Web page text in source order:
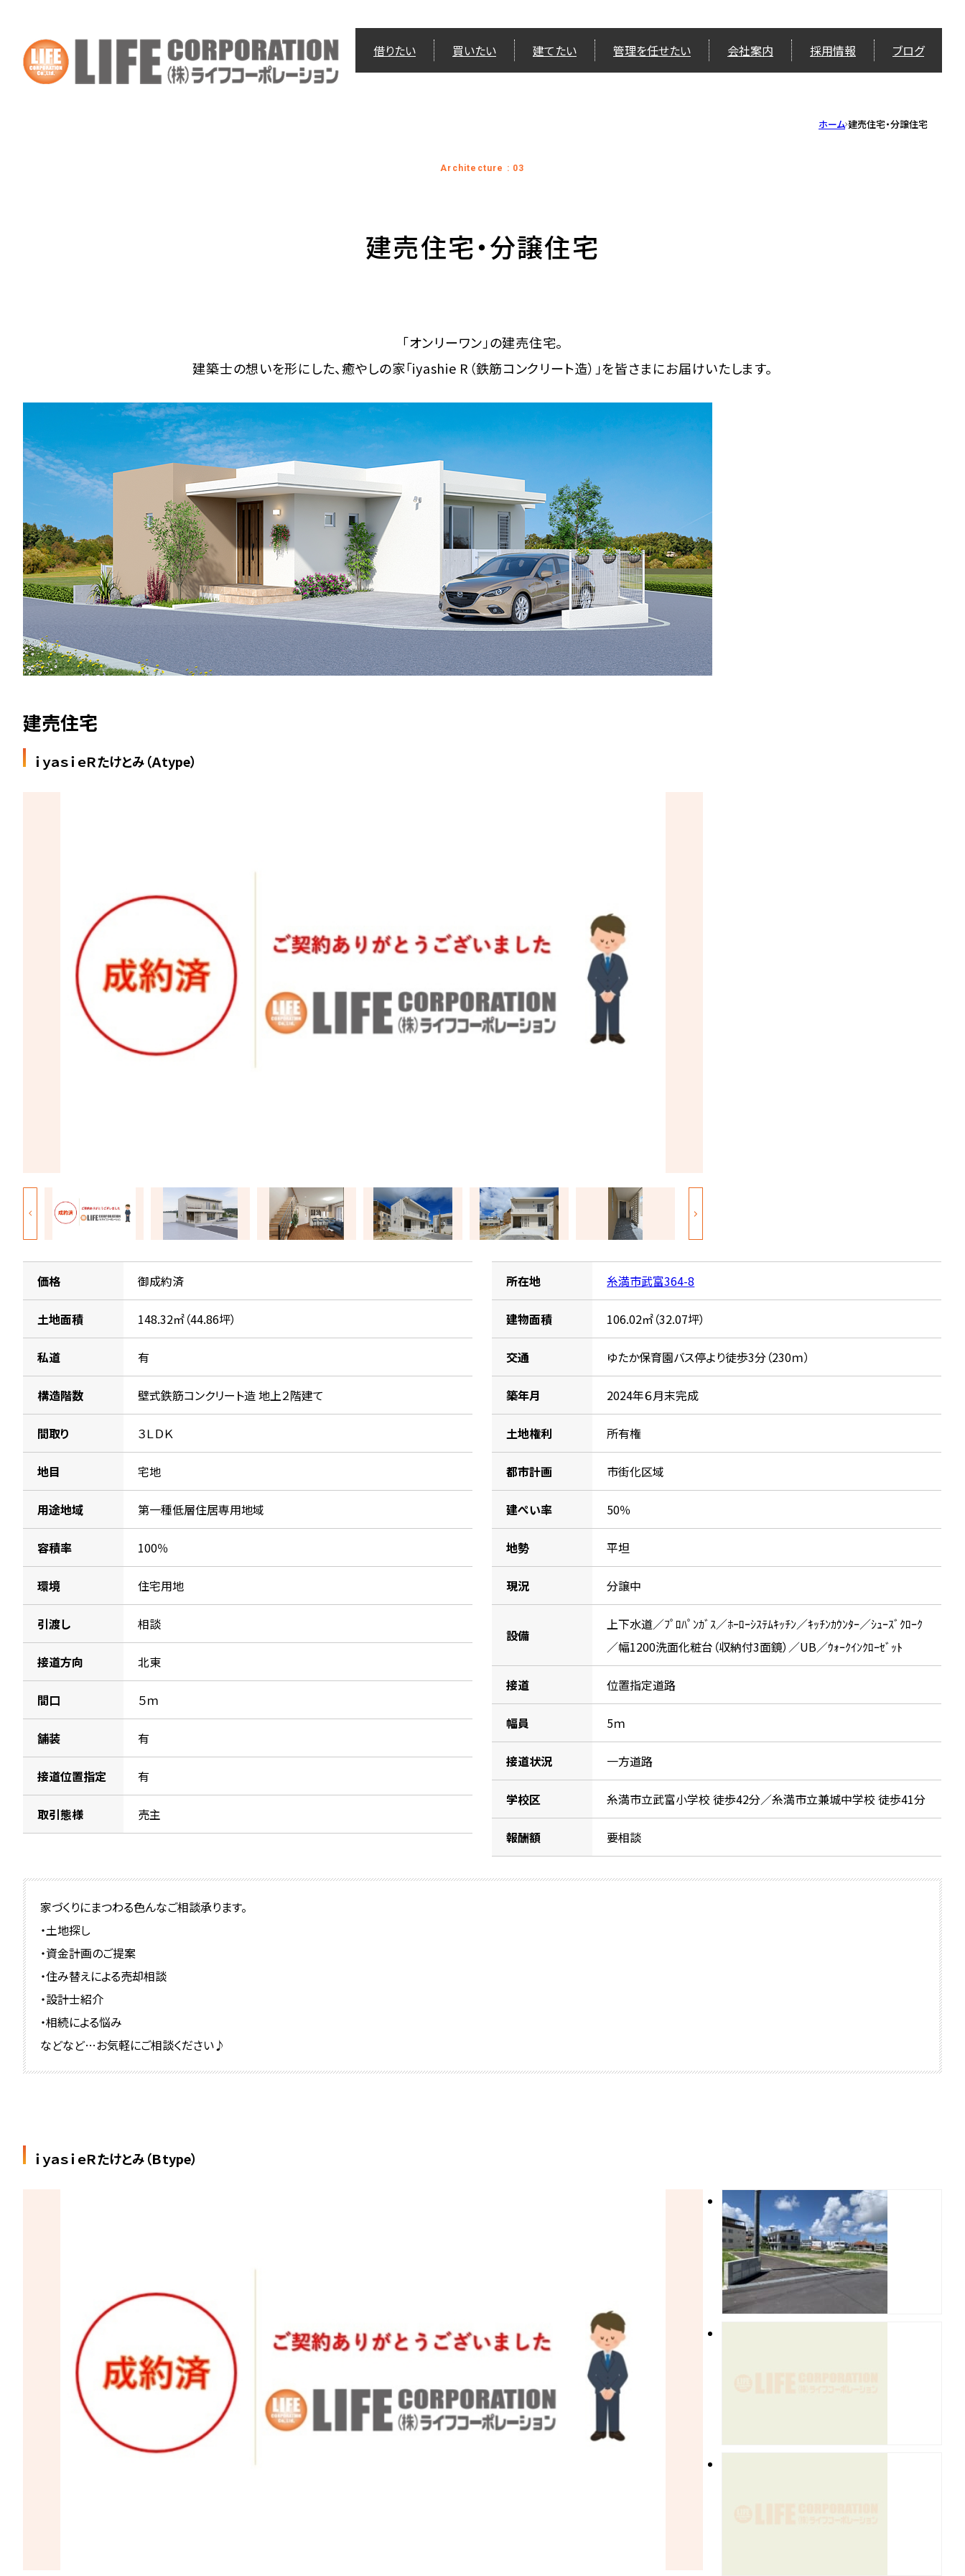
借りたい 買いたい 建てたい 管理を任せたい 会社案内 採用情報 ブログ
ホーム 建売住宅・分譲住宅
Architecture : 03
建売住宅・分譲住宅
「オンリーワン」の建売住宅。
建築士の想いを形にした、癒やしの家「iyashie R（鉄筋コンクリート造）」を皆さまにお届けいたします。
建売住宅
ｉｙａｓｉｅＲたけとみ（Ａtype）
価格 御成約済
土地面積 148.32㎡（44.86坪）
私道 有
構造階数 壁式鉄筋コンクリート造 地上２階建て
間取り ３ＬＤＫ
地目 宅地
用途地域 第一種低層住居専用地域
容積率 100％
環境 住宅用地
引渡し 相談
接道方向 北東
間口 ５ｍ
舗装 有
接道位置指定 有
取引態様 売主
所在地 糸満市武富364-8
建物面積 106.02㎡（32.07坪）
交通 ゆたか保育園バス停より徒歩3分（230ｍ）
築年月 2024年６月末完成
土地権利 所有権
都市計画 市街化区域
建ぺい率 50％
地勢 平坦
現況 分譲中
設備
上下水道／ﾌﾟﾛﾊﾟﾝｶﾞｽ／ﾎｰﾛｰｼｽﾃﾑｷｯﾁﾝ／ｷｯﾁﾝｶｳﾝﾀｰ／ｼｭｰｽﾞｸﾛｰｸ
／幅1200洗面化粧台（収納付3面鏡）／UB／ｳｫｰｸｲﾝｸﾛｰｾﾞｯﾄ
接道 位置指定道路
幅員 5ｍ
接道状況 一方道路
学校区 糸満市立武富小学校 徒歩42分／糸満市立兼城中学校 徒歩41分
報酬額 要相談
家づくりにまつわる色んなご相談承ります。
・土地探し
・資金計画のご提案
・住み替えによる売却相談
・設計士紹介
・相続による悩み
などなど…お気軽にご相談ください♪
ｉｙａｓｉｅＲたけとみ（Ｂtype）